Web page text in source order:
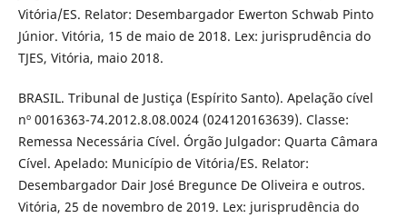
Vitória/ES. Relator: Desembargador Ewerton Schwab Pinto
Júnior. Vitória, 15 de maio de 2018. Lex: jurisprudência do
TJES, Vitória, maio 2018.
BRASIL. Tribunal de Justiça (Espírito Santo). Apelação cível
nº 0016363-74.2012.8.08.0024 (024120163639). Classe:
Remessa Necessária Cível. Órgão Julgador: Quarta Câmara
Cível. Apelado: Município de Vitória/ES. Relator:
Desembargador Dair José Bregunce De Oliveira e outros.
Vitória, 25 de novembro de 2019. Lex: jurisprudência do